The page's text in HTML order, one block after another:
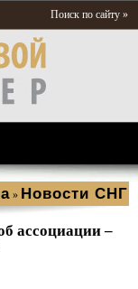
Поиск по сайту »
» Новости СНГ
ассоциации –